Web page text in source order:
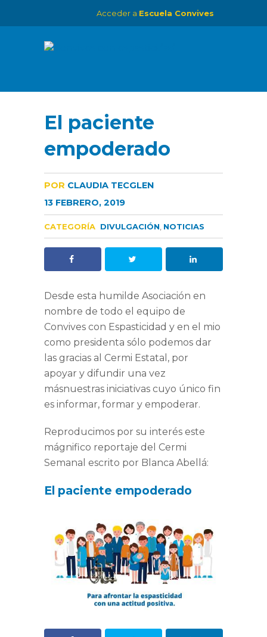
Acceder a Escuela Convives
El paciente
empoderado
POR CLAUDIA TECGLEN
13 FEBRERO, 2019
CATEGORÍA DIVULGACIÓN NOTICIAS
Desde esta humilde Asociación en
nombre de todo el equipo de
Convives con Espasticidad y en el mio
como presidenta sólo podemos dar
las gracias al Cermi Estatal, por
apoyar y difundir una vez
másnuestras iniciativas cuyo único fin
es informar, formar y empoderar.
Reproducimos por su interés este
mágnifico reportaje del Cermi
Semanal escrito por Blanca Abellá:
El paciente empoderado